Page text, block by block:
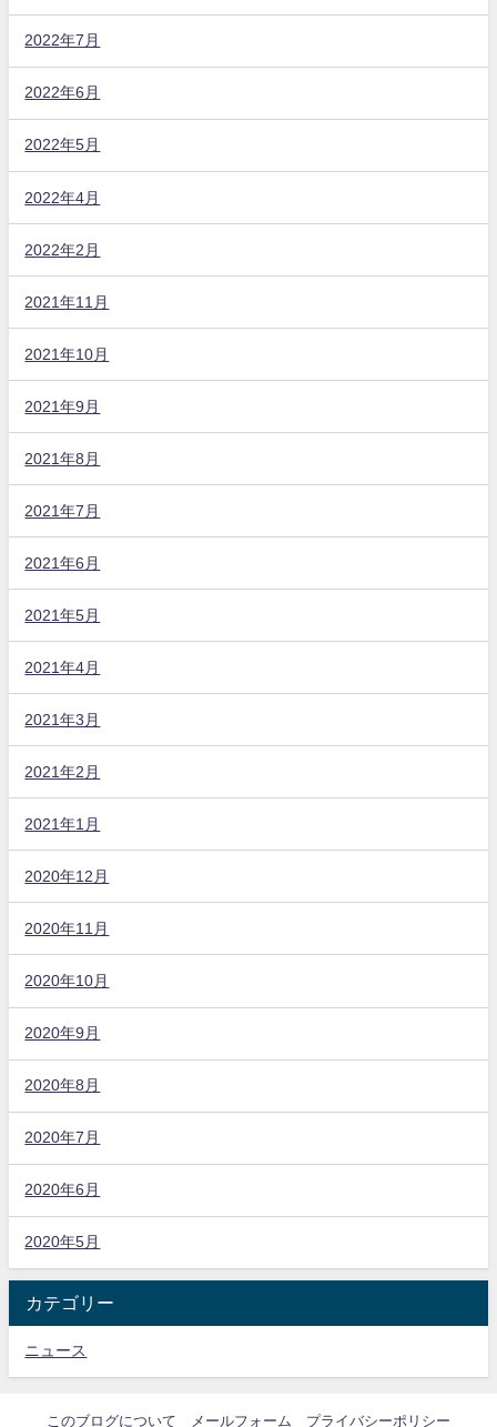
2022年7月
2022年6月
2022年5月
2022年4月
2022年2月
2021年11月
2021年10月
2021年9月
2021年8月
2021年7月
2021年6月
2021年5月
2021年4月
2021年3月
2021年2月
2021年1月
2020年12月
2020年11月
2020年10月
2020年9月
2020年8月
2020年7月
2020年6月
2020年5月
カテゴリー
ニュース
このブログについて メールフォーム プライバシーポリシー